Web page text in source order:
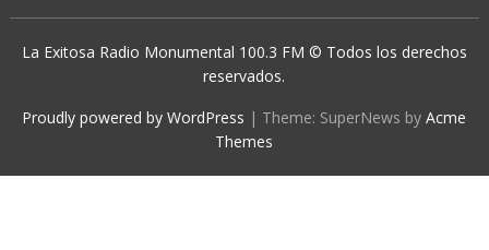
La Exitosa Radio Monumental 100.3 FM © Todos los derechos
reservados.
Proudly powered by WordPress | Theme: SuperNews byAcme
Themes